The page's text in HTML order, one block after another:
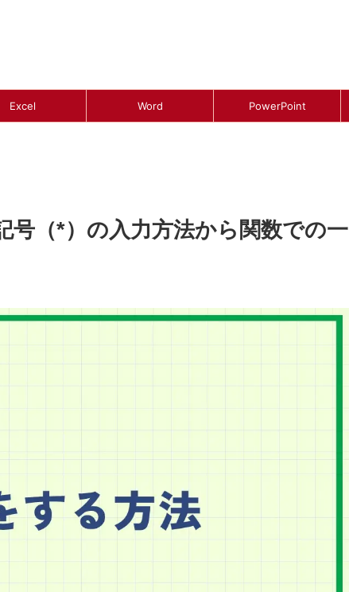
Excel Word PowerPoint
号（*）の入力方法から関数での一